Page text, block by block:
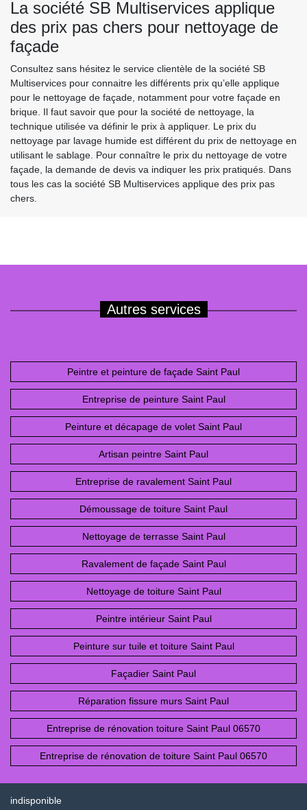
La société SB Multiservices applique
des prix pas chers pour nettoyage de
façade
Consultez sans hésitez le service clientèle de la société SB
Multiservices pour connaitre les différents prix qu’elle applique
pour le nettoyage de façade, notamment pour votre façade en
brique. Il faut savoir que pour la société de nettoyage, la
technique utilisée va définir le prix à appliquer. Le prix du
nettoyage par lavage humide est différent du prix de nettoyage en
utilisant le sablage. Pour connaître le prix du nettoyage de votre
façade, la demande de devis va indiquer les prix pratiqués. Dans
tous les cas la société SB Multiservices applique des prix pas
chers.
Autres services
Peintre et peinture de façade Saint Paul
Entreprise de peinture Saint Paul
Peinture et décapage de volet Saint Paul
Artisan peintre Saint Paul
Entreprise de ravalement Saint Paul
Démoussage de toiture Saint Paul
Nettoyage de terrasse Saint Paul
Ravalement de façade Saint Paul
Nettoyage de toiture Saint Paul
Peintre intérieur Saint Paul
Peinture sur tuile et toiture Saint Paul
Façadier Saint Paul
Réparation fissure murs Saint Paul
Entreprise de rénovation toiture Saint Paul 06570
Entreprise de rénovation de toiture Saint Paul 06570
indisponible